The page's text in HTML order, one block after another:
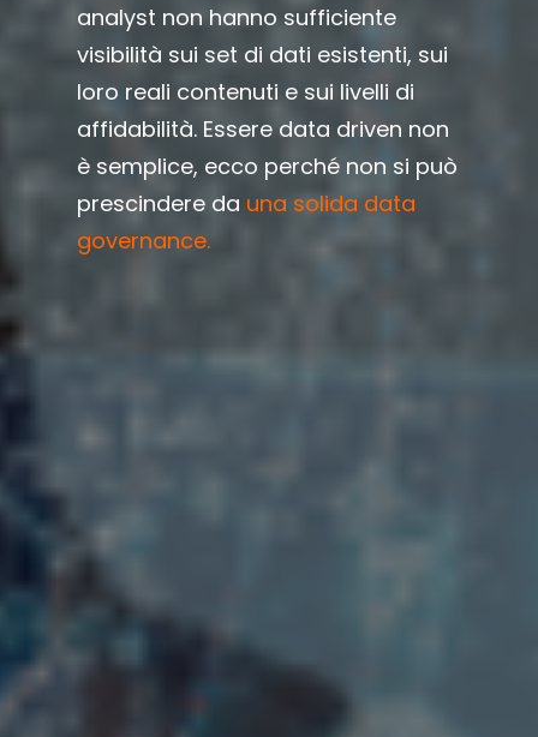
analyst non hanno sufficiente
visibilità sui set di dati esistenti, sui
loro reali contenuti e sui livelli di
affidabilità. Essere data driven non
è semplice, ecco perché non si può
prescindere da una solida data
governance.